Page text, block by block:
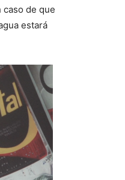
caso de que
estará